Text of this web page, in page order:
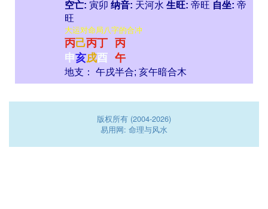
空亡: 寅卯 纳音: 天河水 生旺: 帝旺 自坐: 帝
旺
大运对命局八字的合冲
丙己丙丁 丙
申亥戌酉 午
地支： 午戌半合; 亥午暗合木
版权所有 (2004-2026)
易用网: 命理与风水